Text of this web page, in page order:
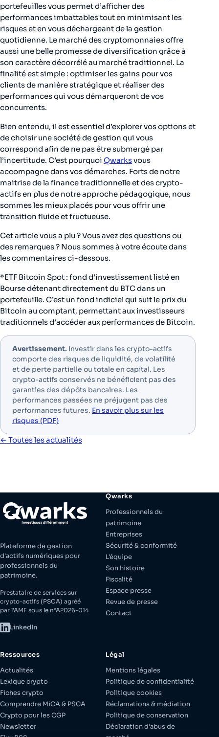
portefeuilles vous permet d’afficher des
performances imbattables tout en minimisant les
risques et en vous déchargeant de la gestion
quotidienne. Le marché des cryptomonnaies offre
aussi une belle promesse de diversification grâce à
son caractère décorrélé au marché traditionnel. La
finalité est simple : optimiser les gains pour vos
clients de manière stratégique et réaliser des
performances qui vous démarqueront de vos
concurrents.
Bien entendu, il est essentiel d’explorer vos options et
de choisir une société de gestion qui vous
correspond afin de ne pas être submergé par
l’incertitude. C’est pourquoi Qwarksvous
accompagne dans vos démarches. Forts de notre
maitrise de la finance traditionnelle et des crypto-
actifs en plus de notre approche pédagogique, nous
sommes les mieux placés pour vous offrir une
transition fluide et fructueuse.
Cet article vous a plu ? Vous avez des questions ou
des remarques ? Nous sommes à votre écoute dans
les commentaires ci-dessous.
*ETF Bitcoin Spot : fond d’investissement listé en
Bourse détenant directement du BTC dans un
portefeuille. C’est un fond indiciel qui suit le prix du
Bitcoin au comptant, permettant aux investisseurs
traditionnels d’accéder aux performances de Bitcoin.
Avertissement. Investir dans les crypto-actifs
comporte des risques de liquidité, de volatilité
et de perte partielle ou totale en capital. Les
crypto-actifs conservés ne bénéficient pas des
garanties des dépôts bancaires. Les
performances passées ne préjugent pas des
performances futures. En savoir plus sur les
risques (PDF)
← Toutes les actualités
Plateforme de gestion
d'actifs numériques pour
professionnels du
patrimoine.
Prestataire de services sur
crypto-actifs (PSCA) agréé
par l'AMF sous le n°A2026-014
LinkedIn
Qwarks
Professionnels du
patrimoine
Entreprises
Sécurité & conformité
L'équipe
Son histoire
Fiscalité
Espace presse
Revue de presse
Contact
Ressources
Actualités
Lexique crypto
Fiches crypto
Comprendre MiCA & PSCA
Crypto pour les CGP
Newsletter
Légal
Mentions légales
Politique de confidentialité
Politique cookies
Réclamations & médiation
Politique de conservation
Déclaration d'abus de